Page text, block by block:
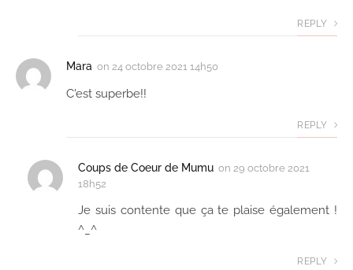
REPLY
Mara on 24 octobre 2021 14h50
C'est superbe!!
REPLY
Coups de Coeur de Mumu on 29 octobre 2021
18h52
Je suis contente que ça te plaise également !
^_^
REPLY